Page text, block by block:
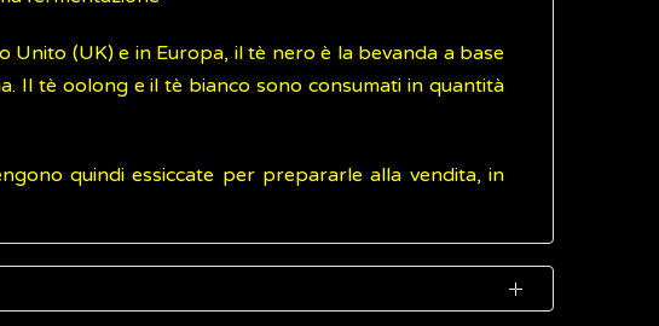
(UK) e in Europa, il tè nero è la bevanda a base
Il tè oolong e il tè bianco sono consumati in quantità
quindi essiccate per prepararle alla vendita, in